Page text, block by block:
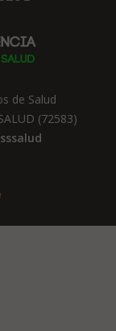
de Salud
(72583)